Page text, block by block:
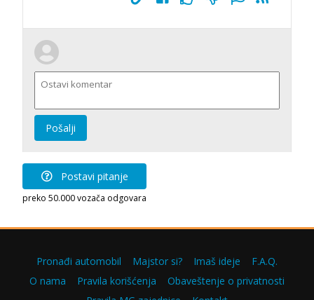
Pošalji
Postavi pitanje
preko 50.000 vozača odgovara
Pronađi automobil Majstor si? Imaš ideje
F.A.Q.
O nama
Pravila korišćenja
Obaveštenje o privatnosti